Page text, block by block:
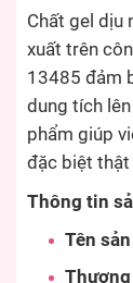
Chất gel dịu
xuất trên
13485 đảm
dung tích
phẩm giúp
đặc biệt
Thông tin
Tên